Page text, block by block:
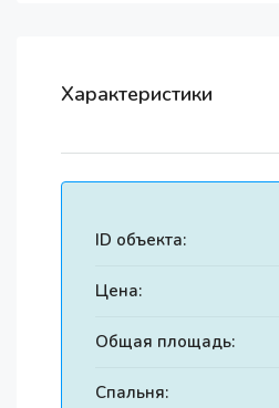
Характеристики
ID объекта:
Цена:
Общая площадь:
Спальня: